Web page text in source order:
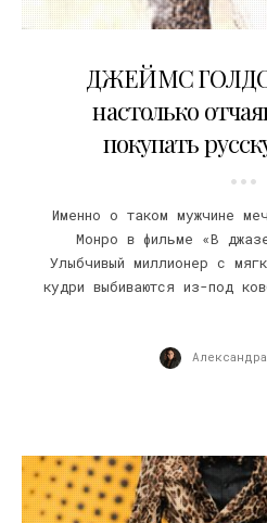
ДЖЕЙМС
настолько
покупать
Именно о таком мужчине
Монро в фильме «В
Улыбчивый миллионер с
кудри выбиваются из-под